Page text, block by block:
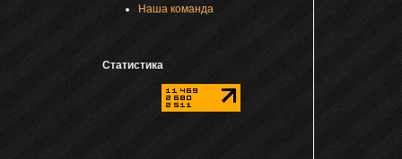
Наша команда
Статистика